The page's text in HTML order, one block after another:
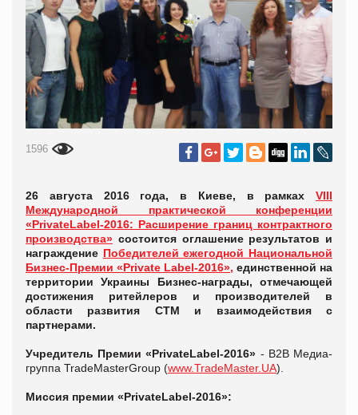
1596
26 августа 2016 года, в Киеве, в рамках VIII
Международной практической конференции
«PrivateLabel-2016: Расширение границ контрактного
производства» состоится оглашение результатов и
награждение Победителей ежегодной Национальной
Бизнес-Премии «Private Label-2016», единственной на
территории Украины Бизнес-награды, отмечающей
достижения ритейлеров и производителей в
области развития СТМ и взаимодействия с
партнерами.
Учредитель Премии «PrivateLabel-2016» - B2B Медиа-
группа TradeMasterGroup (www.TradeMaster.UA).
Миссия премии «PrivateLabel-2016»: